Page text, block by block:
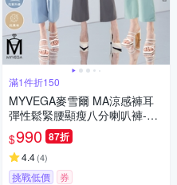
滿1件折150
MYVEGA麥雪爾 MA涼感褲耳
彈性鬆緊腰顯瘦八分喇叭褲-共
五色
$990 87折
4.4(4)
挑戰低價 券